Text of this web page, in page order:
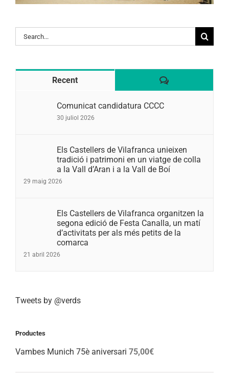
Search
for:
Recent Comentaris
Comunicat candidatura CCCC
30 juliol 2026
Els Castellers de Vilafranca unieixen
tradició i patrimoni en un viatge de colla
a la Vall d’Aran i a la Vall de Boí
29 maig 2026
Els Castellers de Vilafranca organitzen la
segona edició de Festa Canalla, un matí
d’activitats per als més petits de la
comarca
21 abril 2026
Tweets by @verds
Productes
Vambes Munich 75è aniversari 75,00€